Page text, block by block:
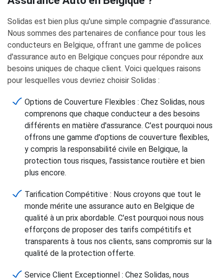
Solidas est bien plus qu'une simple compagnie d'assurance.
Nous sommes des partenaires de confiance pour tous les
conducteurs en Belgique, offrant une gamme de polices
d'assurance auto en Belgique conçues pour répondre aux
besoins uniques de chaque client. Voici quelques raisons
pour lesquelles vous devriez choisir Solidas :
Options de Couverture Flexibles : Chez Solidas, nous
comprenons que chaque conducteur a des besoins
différents en matière d'assurance. C'est pourquoi nous
offrons une gamme d'options de couverture flexibles,
y compris la responsabilité civile en Belgique, la
protection tous risques, l'assistance routière et bien
plus encore.
Tarification Compétitive : Nous croyons que tout le
monde mérite une assurance auto en Belgique de
qualité à un prix abordable. C'est pourquoi nous nous
efforçons de proposer des tarifs compétitifs et
transparents à tous nos clients, sans compromis sur la
qualité de la protection offerte.
Service Client Exceptionnel : Chez Solidas, nous